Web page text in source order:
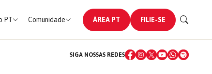
PT Comunidade ÁREA PT FILIE-SE
SIGA NOSSAS REDES